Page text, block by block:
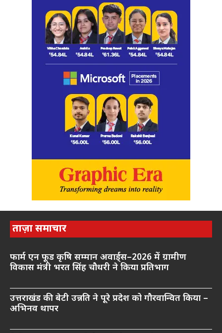
ताज़ा समाचार
फार्म एन फूड कृषि सम्मान अवार्ड्स–2026 में ग्रामीण
विकास मंत्री भरत सिंह चौधरी ने किया प्रतिभाग
उत्तराखंड की बेटी उन्नति ने पूरे प्रदेश को गौरवान्वित किया –
अभिनव थापर